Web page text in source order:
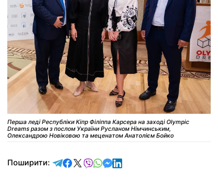
Перша леді Республіки Кіпр Філіппа Карсера на заході Olympic
Dreams разом з послом України Русланом Німчинським,
Олександрою Новіковою та меценатом Анатолієм Бойко
Поширити: відправити у Telegram
поділитись у Facebook
поділитись у X
відправити у Viber
відправити у Whatsapp
відправити у Messenger
відправити у LinkedIn